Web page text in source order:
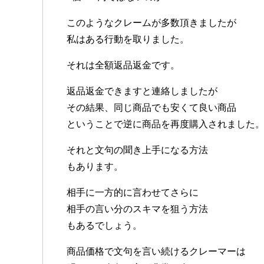
このようなクレームが多数頂きましたが
私はある行動を取りました。
それは全額返品返金です。
返品返金できますと連絡しましたが
その結果、同じ商品でも安くて良い商品
ということで逆に商品を再度購入されました。
それと文句の聞き上手になる方法
もあります。
相手に一方的に言わせてさらに
相手の言い分のスキマを狙う方法
もあるでしょう。
商品価格で文句を言い続けるクレーマーは